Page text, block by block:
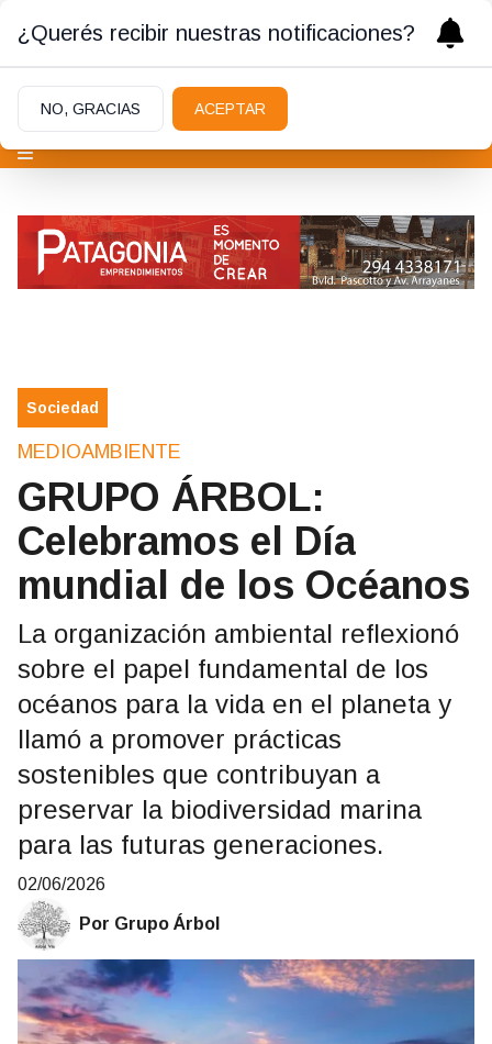
Sociedad
MEDIOAMBIENTE
GRUPO ÁRBOL:
Celebramos el Día
mundial de los Océanos
La organización ambiental reflexionó
sobre el papel fundamental de los
océanos para la vida en el planeta y
llamó a promover prácticas
sostenibles que contribuyan a
preservar la biodiversidad marina
para las futuras generaciones.
02/06/2026
Por Grupo Árbol
¿Querés recibir nuestras notificaciones?
NO, GRACIAS ACEPTAR